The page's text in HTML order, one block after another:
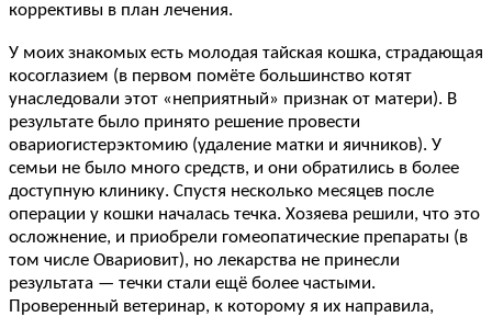
коррективы в план лечения.
У моих знакомых есть молодая тайская кошка, страдающая
косоглазием (в первом помёте большинство котят
унаследовали этот «неприятный» признак от матери). В
результате было принято решение провести
овариогистерэктомию (удаление матки и яичников). У
семьи не было много средств, и они обратились в более
доступную клинику. Спустя несколько месяцев после
операции у кошки началась течка. Хозяева решили, что это
осложнение, и приобрели гомеопатические препараты (в
том числе Овариовит), но лекарства не принесли
результата — течки стали ещё более частыми.
Проверенный ветеринар, к которому я их направила,